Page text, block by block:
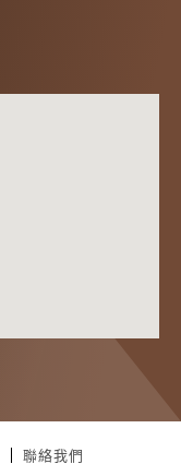
聯絡我們